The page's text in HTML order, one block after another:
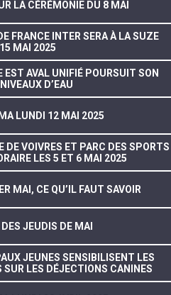
LA CÉRÉMONIE DU 8 MAI
FRANCE INTER SERA À LA SUZE
MAI 2025
AVAL UNIFIÉ POURSUIT SON
D’EAU
LUNDI 12 MAI 2025
DE VOIVRES ET PARC DES SPORTS
LES 5 ET 6 MAI 2025
MAI, CE QU’IL FAUT SAVOIR
JEUDIS DE MAI
JEUNES SENSIBILISENT LES
SUR LES DÉJECTIONS CANINES